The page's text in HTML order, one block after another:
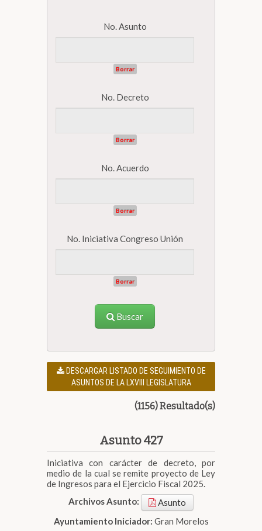
No. Asunto
Borrar
No. Decreto
Borrar
No. Acuerdo
Borrar
No. Iniciativa Congreso Unión
Borrar
Buscar
DESCARGAR LISTADO DE SEGUIMIENTO DE
ASUNTOS DE LA LXVIII LEGISLATURA
(1156) Resultado(s)
Asunto 427
Iniciativa con carácter de decreto, por
medio de la cual se remite proyecto de Ley
de Ingresos para el Ejercicio Fiscal 2025.
Archivos Asunto:
Asunto
Ayuntamiento Iniciador: Gran Morelos